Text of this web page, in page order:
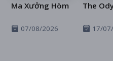
Ma Xưởng Hòm
07/08/2026
The
17/